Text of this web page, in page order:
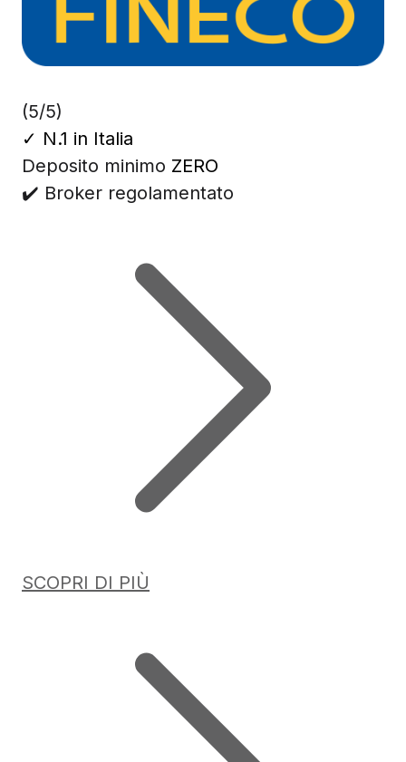
(5/5)
✓ N.1 in Italia
Deposito minimo ZERO
✔️ Broker regolamentato
SCOPRI DI PIÙ